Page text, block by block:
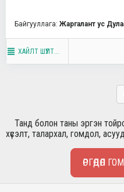
Байгууллага: Жаргалант ус
ХАЙЛТ ШҮҮЛТ...
Танд болон таны эргэн
хүсэлт, талархал, гомдол,
ӨРГӨДӨЛ